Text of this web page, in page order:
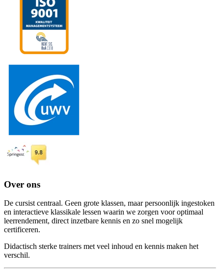
Over ons
De cursist centraal. Geen grote klassen, maar persoonlijk ingestoken
en interactieve klassikale lessen waarin we zorgen voor optimaal
leerrendement, direct inzetbare kennis en zo snel mogelijk
certificeren.
Didactisch sterke trainers met veel inhoud en kennis maken het
verschil.